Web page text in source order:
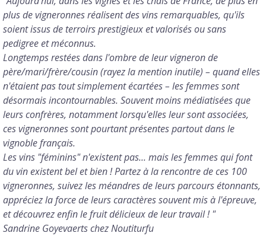
plus de vigneronnes réalisent des vins remarquables, qu'ils
soient issus de terroirs prestigieux et valorisés ou sans
pedigree et méconnus.
Longtemps restées dans l'ombre de leur vigneron de
père/mari/frère/cousin (rayez la mention inutile) – quand elles
n'étaient pas tout simplement écartées – les femmes sont
désormais incontournables. Souvent moins médiatisées que
leurs confrères, notamment lorsqu'elles leur sont associées,
ces vigneronnes sont pourtant présentes partout dans le
vignoble français.
Les vins "féminins" n'existent pas... mais les femmes qui font
du vin existent bel et bien ! Partez à la rencontre de ces 100
vigneronnes, suivez les méandres de leurs parcours étonnants,
appréciez la force de leurs caractères souvent mis à l'épreuve,
et découvrez enfin le fruit délicieux de leur travail ! "
Sandrine Goyevaerts chez Noutiturfu